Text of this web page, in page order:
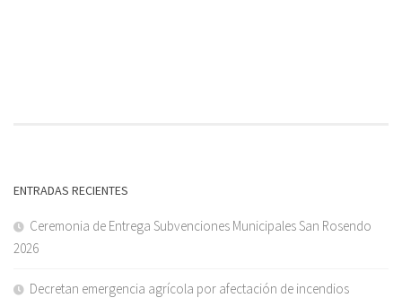
ENTRADAS RECIENTES
Ceremonia de Entrega Subvenciones Municipales San Rosendo
2026
Decretan emergencia agrícola por afectación de incendios